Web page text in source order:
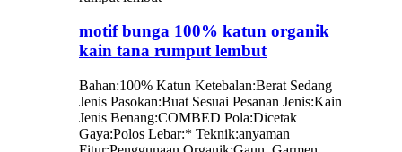
motif bunga 100% katun organik
kain tana rumput lembut
Bahan:100% Katun Ketebalan:Berat Sedang
Jenis Pasokan:Buat Sesuai Pesanan Jenis:Kain
Jenis Benang:COMBED Pola:Dicetak
Gaya:Polos Lebar:* Teknik:anyaman